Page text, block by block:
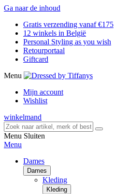
Ga naar de inhoud
Gratis verzending vanaf €175
12 winkels in België
Personal Styling as you wish
Retourportaal
Giftcard
Menu
Mijn account
Wishlist
winkelmand
Menu Sluiten
Menu
Dames
Dames
Kleding
Kleding